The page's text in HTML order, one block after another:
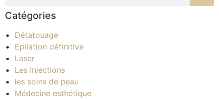
Catégories
Détatouage
Epilation définitive
Laser
Les Injections
les soins de peau
Médecine esthétique